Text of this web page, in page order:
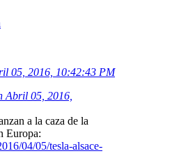
05, 2016, 10:42:43 PM
Abril 05, 2016,
a la caza de la
Europa:
04/05/tesla-alsace-